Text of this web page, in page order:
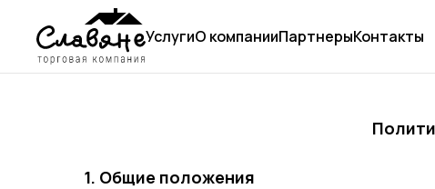
УслугиО компанииПартнерыКонтакты
1. Общие положения